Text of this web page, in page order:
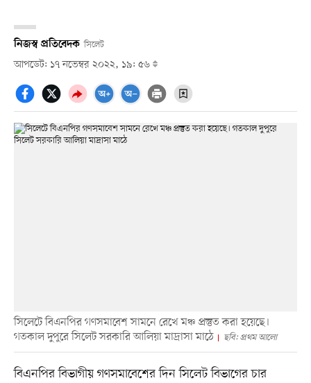
নিজস্ব প্রতিবেদক সিলেট
আপডেট: ১৭ নভেম্বর ২০২২, ১৯: ৫৬
সিলেটে বিএনপির গণসমাবেশ সামনে রেখে মঞ্চ প্রস্তুত করা হয়েছে।
গতকাল দুপুরে সিলেট সরকারি আলিয়া মাদ্রাসা মাঠে
ছবি: প্রথম আলো
বিএনপির বিভাগীয় গণসমাবেশের দিন সিলেট বিভাগের চার